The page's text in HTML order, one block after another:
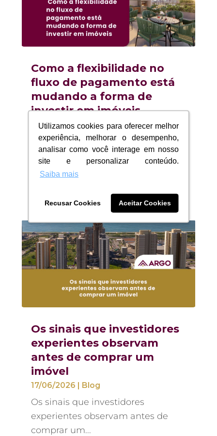
Utilizamos cookies para oferecer melhor
experiência, melhorar o desempenho,
analisar como você interage em nosso
site e personalizar conteúdo.
Saiba mais
Recusar Cookies Aceitar Cookies
Utilizamos cookies para oferecer melhor
experiência, melhorar o desempenho,
analisar como você interage em nosso
site e personalizar conteúdo.
Saiba mais
Recusar Cookies Aceitar Cookies
Como a flexibilidade no
fluxo de pagamento está
mudando a forma de
investir em imóveis
24/06/2026|Apartamento
Como a flexibilidade no fluxo de
pagamento está mudando a forma
de...
Os sinais que investidores
experientes observam
antes de comprar um
imóvel
17/06/2026 | Blog
Os sinais que investidores
experientes observam antes de
comprar um...